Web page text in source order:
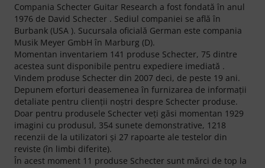
Compania Schecter Guitar Research a fost fondată în anul
1976 de David Schecter . Sediul companiei se află în
Burbank (USA ). Sucursala oficială German este compania
Musik Meyer GmbH în Marburg (D).
Momentan inventariem 141 produse Schecter, 75 dintre
acestea sunt disponibile pentru expediere imediată .
Vindem produse Schecter din 2007 deci, de peste 19 ani.
Depunem eforturi deasemenea în furnizarea de informaţii
detaliate pentru clienţii noştri despre Schecter produse.
Doar pentru produsele Schecter veţi găsi momentan 1929
imagini cu produsul, 354 sunete demonstrative, 1218
recenzii de la utilizatori şi 27 rapoarte ale testelor din
reviste (în limbi diferite).
În acest moment 11 produse Schecter sunt mărci de top la